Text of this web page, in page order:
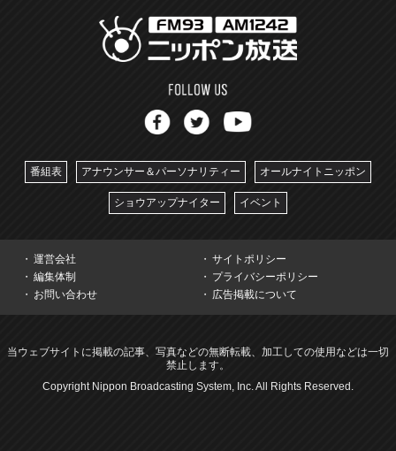
番組表 アナウンサー＆パーソナリティー オールナイトニッポン
ショウアップナイター イベント
運営会社
サイトポリシー
編集体制
プライバシーポリシー
お問い合わせ
広告掲載について
当ウェブサイトに掲載の記事、写真などの無断転載、加工しての使用などは一切
禁止します。
Copyright Nippon Broadcasting System, Inc. All Rights Reserved.